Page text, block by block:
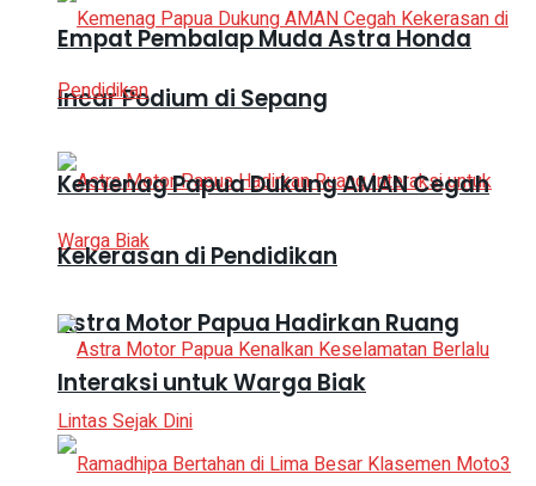
Empat Pembalap Muda Astra Honda
Incar Podium di Sepang
Astra Motor Papua Hadirkan Ruang
Interaksi untuk Warga Biak
Kemenag Papua Dukung AMAN Cegah
Kekerasan di Pendidikan